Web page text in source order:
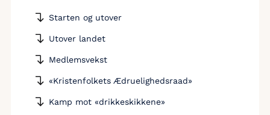
Starten og utover
Utover landet
Medlemsvekst
«Kristenfolkets Ædruelighedsraad»
Kamp mot «drikkeskikkene»